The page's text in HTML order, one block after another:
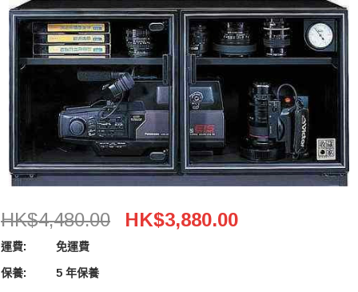
Eureka 收藏家 MCH-160 156L電子防潮箱 (五年保養)
HK$4,480.00 HK$3,880.00
運費: 免運費
保養: 5 年保養